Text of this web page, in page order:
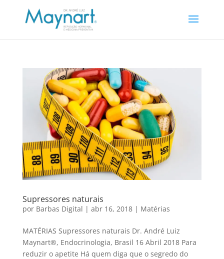
Supressores naturais
por Barbas Digital | abr 16, 2018| Matérias
MATÉRIAS Supressores naturais Dr. André Luiz
Maynart®, Endocrinologia, Brasil 16 Abril 2018 Para
reduzir o apetite Há quem diga que o segredo do